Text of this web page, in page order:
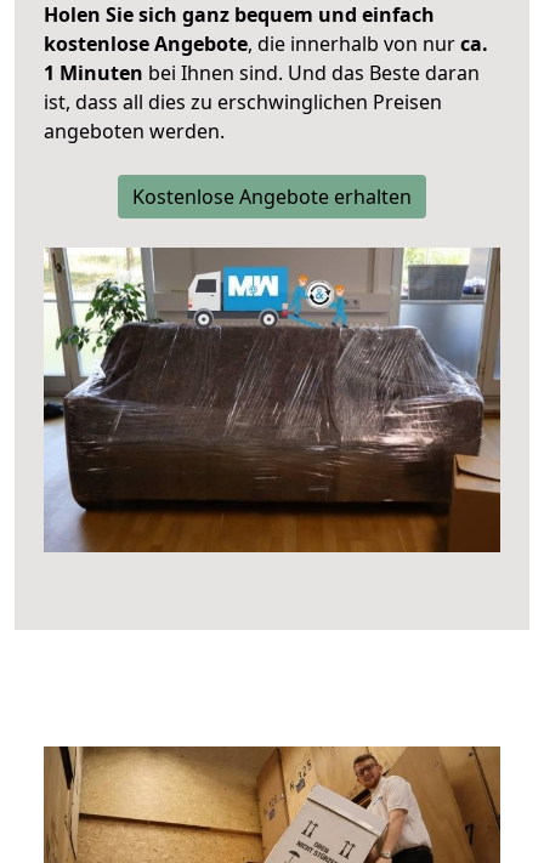
Holen Sie sich ganz bequem und einfach
kostenlose Angebote, die innerhalb von nurca.
1 Minuten bei Ihnen sind. Und das Beste daran
ist, dass all dies zu erschwinglichen Preisen
angeboten werden.
Kostenlose Angebote erhalten